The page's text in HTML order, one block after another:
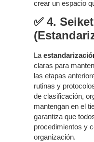
crear un espacio
✅ 4.
La
claras para
las etapas
rutinas y
de clasificación,
mantengan en el
garantiza que
procedimientos y
organización.